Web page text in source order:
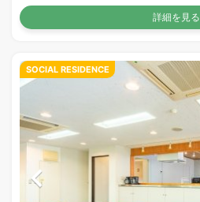
詳細を見る
SOCIAL RESIDENCE